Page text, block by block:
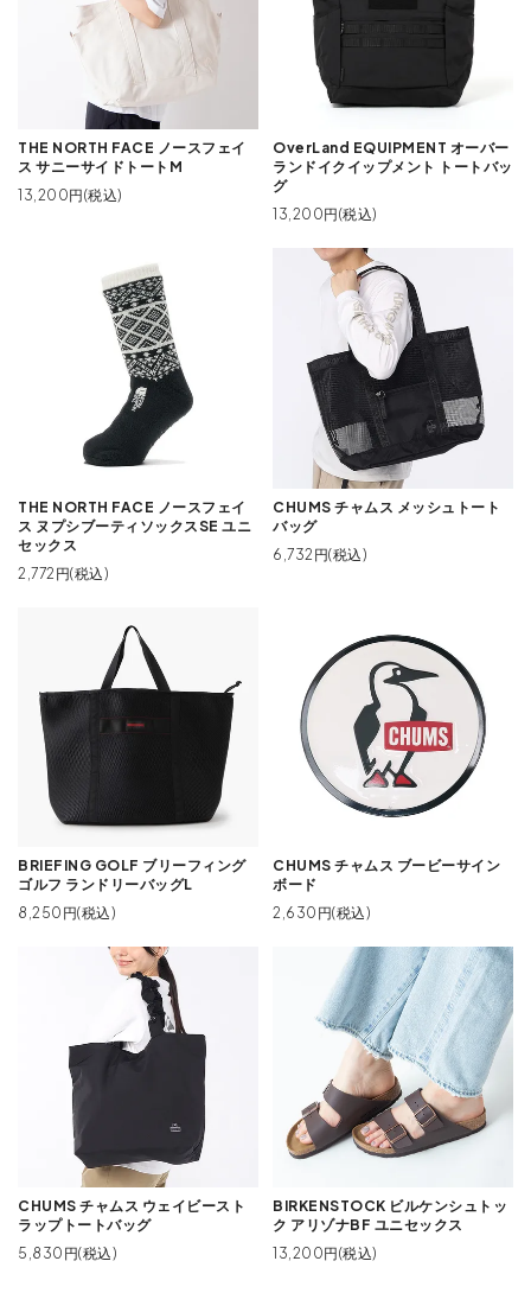
THE NORTH FACE ノースフェイ
ス サニーサイドトートM
13,200円(税込)
OverLand EQUIPMENT オーバー
ランドイクイップメント トートバッ
グ
13,200円(税込)
THE NORTH FACE ノースフェイ
ス ヌプシブーティソックスSE ユニ
セックス
2,772円(税込)
CHUMS チャムス メッシュトート
バッグ
6,732円(税込)
BRIEFING GOLF ブリーフィング
ゴルフ ランドリーバッグL
8,250円(税込)
CHUMS チャムス ブービーサイン
ボード
2,630円(税込)
CHUMS チャムス ウェイビースト
ラップトートバッグ
5,830円(税込)
BIRKENSTOCK ビルケンシュトッ
ク アリゾナBF ユニセックス
13,200円(税込)